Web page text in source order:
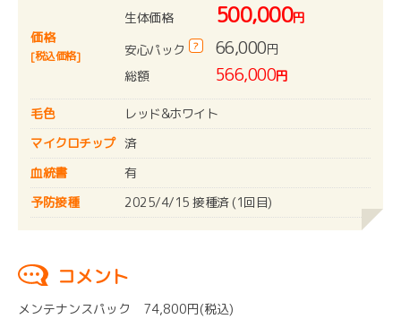
価格
[税込価格]
生体価格 500,000円
安心パック
? 66,000円
総額
566,000円
毛色
レッド&ホワイト
マイクロチップ 済
血統書
有
予防接種
2025/4/15 接種済 (1回目)
コメント
メンテナンスパック 74,800円(税込)